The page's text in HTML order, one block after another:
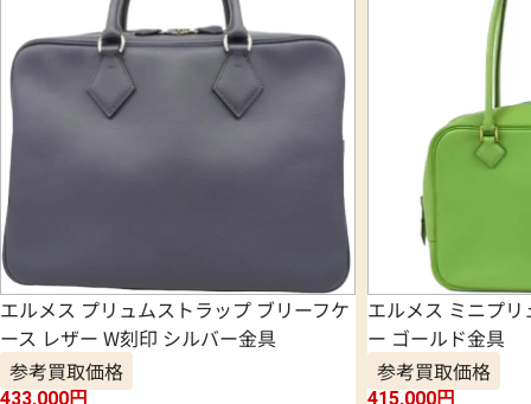
エルメス プリュムストラップ ブリーフケ
ース レザー W刻印 シルバー金具
参考買取価格
433,000円
エルメス ミニプ
ー ゴールド金具
参考買取価格
415,000円